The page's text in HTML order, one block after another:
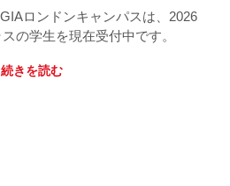
ロンドンキャンパスは、2026
の学生を現在受付中です。
続きを読む